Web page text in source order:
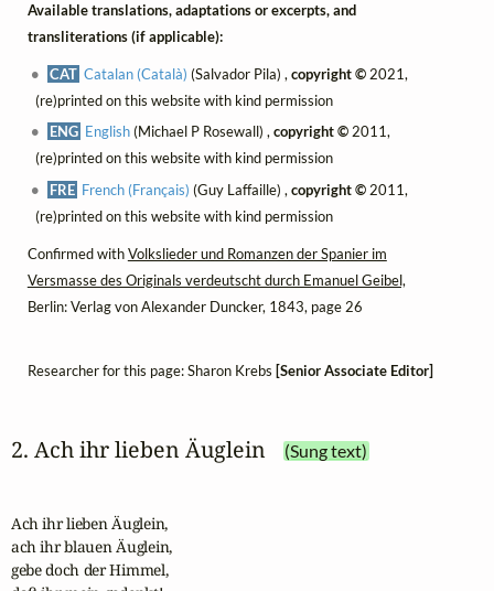
Available translations, adaptations or excerpts, and
transliterations (if applicable):
CAT Catalan (Català) (Salvador Pila) ,copyright ©2021,
(re)printed on this website with kind permission
ENG English(Michael P Rosewall) ,copyright ©2011,
(re)printed on this website with kind permission
FRE French (Français) (Guy Laffaille) ,copyright © 2011,
(re)printed on this website with kind permission
Confirmed withVolkslieder und Romanzen der Spanier im
Versmasse des Originals verdeutscht durch Emanuel Geibel,
Berlin: Verlag von Alexander Duncker, 1843, page 26
Researcher for this page: Sharon Krebs [Senior Associate Editor]
2. Ach ihr lieben Äuglein (Sung text)
Ach ihr lieben Äuglein,
ach ihr blauen Äuglein,
gebe doch der Himmel,